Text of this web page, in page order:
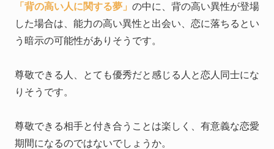
「背の高い人に関する夢」 の中に、背の高い異性が登場
した場合は、能力の高い異性と出会い、恋に落ちるとい
う暗示の可能性がありそうです。
尊敬できる人、とても優秀だと感じる人と恋人同士にな
りそうです。
尊敬できる相手と付き合うことは楽しく、有意義な恋愛
期間になるのではないでしょうか。